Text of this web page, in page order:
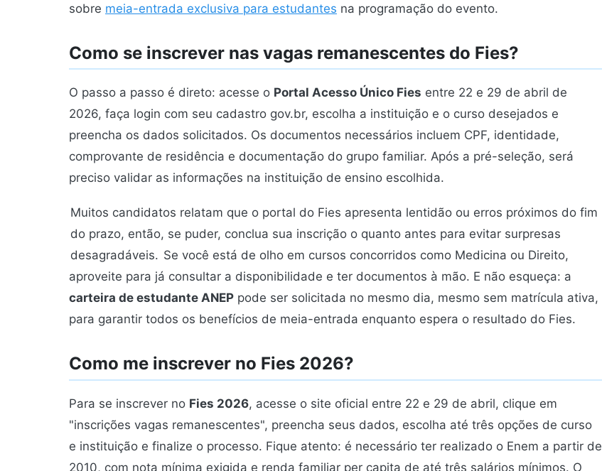
sobre meia-entrada exclusiva para estudantes na programação do evento.
Como se inscrever nas vagas remanescentes do Fies?
O passo a passo é direto: acesse o Portal Acesso Único Fies entre 22 e 29 de abril de
2026, faça login com seu cadastro gov.br, escolha a instituição e o curso desejados e
preencha os dados solicitados. Os documentos necessários incluem CPF, identidade,
comprovante de residência e documentação do grupo familiar. Após a pré-seleção, será
preciso validar as informações na instituição de ensino escolhida.
Muitos candidatos relatam que o portal do Fies apresenta lentidão ou erros próximos do fim
do prazo, então, se puder, conclua sua inscrição o quanto antes para evitar surpresas
desagradáveis. Se você está de olho em cursos concorridos como Medicina ou Direito,
aproveite para já consultar a disponibilidade e ter documentos à mão. E não esqueça: a
carteira de estudante ANEP pode ser solicitada no mesmo dia, mesmo sem matrícula ativa,
para garantir todos os benefícios de meia-entrada enquanto espera o resultado do Fies.
Como me inscrever no Fies 2026?
Para se inscrever no Fies 2026, acesse o site oficial entre 22 e 29 de abril, clique em
"inscrições vagas remanescentes", preencha seus dados, escolha até três opções de curso
e instituição e finalize o processo. Fique atento: é necessário ter realizado o Enem a partir de
2010, com nota mínima exigida e renda familiar per capita de até três salários mínimos. O